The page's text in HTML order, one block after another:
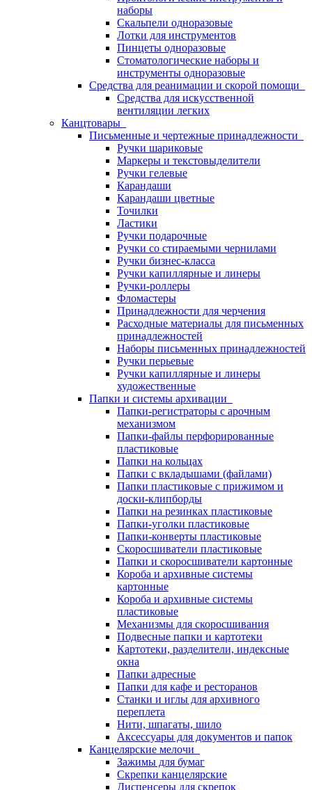
наборы
Скальпели одноразовые
Лотки для инструментов
Пинцеты одноразовые
Стоматологические наборы и
инструменты одноразовые
Средства для реанимации и скорой помощи
Средства для искусственной
вентиляции легких
Канцтовары
Письменные и чертежные принадлежности
Ручки шариковые
Маркеры и текстовыделители
Ручки гелевые
Карандаши
Карандаши цветные
Точилки
Ластики
Ручки подарочные
Ручки со стираемыми чернилами
Ручки бизнес-класса
Ручки капиллярные и линеры
Ручки-роллеры
Фломастеры
Принадлежности для черчения
Расходные материалы для письменных
принадлежностей
Наборы письменных принадлежностей
Ручки перьевые
Ручки капиллярные и линеры
художественные
Папки и системы архивации
Папки-регистраторы с арочным
механизмом
Папки-файлы перфорированные
пластиковые
Папки на кольцах
Папки с вкладышами (файлами)
Папки пластиковые с прижимом и
доски-клипборды
Папки на резинках пластиковые
Папки-уголки пластиковые
Папки-конверты пластиковые
Скоросшиватели пластиковые
Папки и скоросшиватели картонные
Короба и архивные системы
картонные
Короба и архивные системы
пластиковые
Механизмы для скоросшивания
Подвесные папки и картотеки
Картотеки, разделители, индексные
окна
Папки адресные
Папки для кафе и ресторанов
Станки и иглы для архивного
переплета
Нити, шпагаты, шило
Аксессуары для документов и папок
Канцелярские мелочи
Зажимы для бумаг
Скрепки канцелярские
Диспенсеры для скрепок